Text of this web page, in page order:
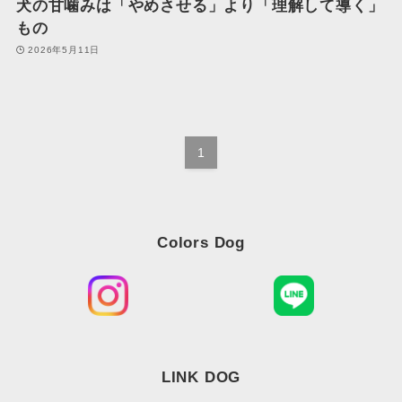
犬の甘噛みは「やめさせる」より「理解して導く」
もの
2026年5月11日
1
Colors Dog
LINK DOG